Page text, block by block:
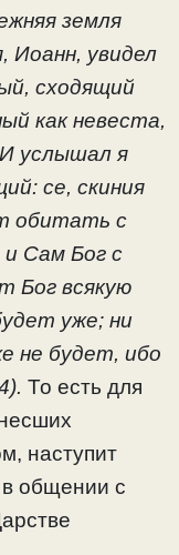
земля
Иоанн, увидел
сходящий
как невеста,
услышал я
се, скиния
обитать с
и Сам Бог с
Бог всякую
уже; ни
не будет, ибо
То есть для
наступит
общении с